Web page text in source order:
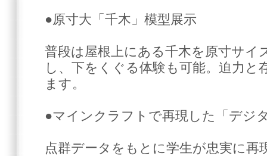
●原寸大「千木」模型展示
普段は屋根上にある千木を原寸サイ
し、下をくぐる体験も可能。迫力と
ます。
●マインクラフトで再現した「デジ
点群データをもとに学生が忠実に再